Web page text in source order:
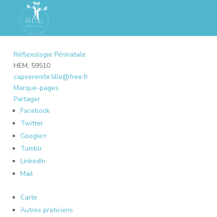
Réflexologie Périnatale
HEM, 59510
capserenite.lille@free.fr
Marque-pages
Partager
Facebook
Twitter
Google+
Tumblr
LinkedIn
Mail
Carte
Autres praticiens